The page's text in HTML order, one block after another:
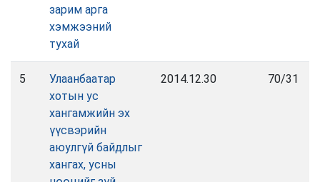
зарим арга
хэмжээний
тухай
5
Улаанбаатар
хотын ус
хангамжийн эх
үүсвэрийн
аюулгүй байдлыг
хангах, усны
2014.12.30 70/31